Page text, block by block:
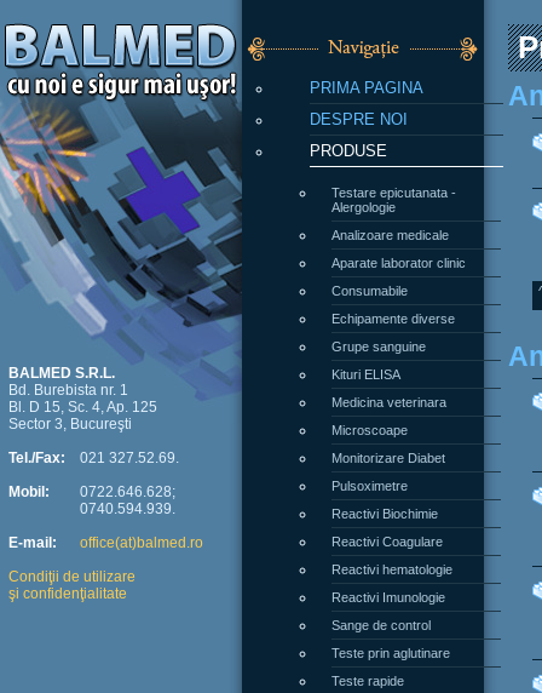
PRIMA PAGINA
DESPRE NOI
PRODUSE
Testare epicutanata -
Alergologie
Analizoare medicale
Aparate laborator clinic
Consumabile
Echipamente diverse
Grupe sanguine
Kituri ELISA
Medicina veterinara
Microscoape
Monitorizare Diabet
Pulsoximetre
Reactivi Biochimie
Reactivi Coagulare
Reactivi hematologie
Reactivi Imunologie
Sange de control
Teste prin aglutinare
Teste rapide
BALMED S.R.L.
Bd. Burebista nr. 1
Bl. D 15, Sc. 4, Ap. 125
Sector 3, Bucureşti
Tel./Fax:
Mobil:
E-mail:
021 327.52.69.
0722.646.628;
0740.594.939.
office(at)balmed.ro
Condiţii de utilizare
şi confidenţialitate